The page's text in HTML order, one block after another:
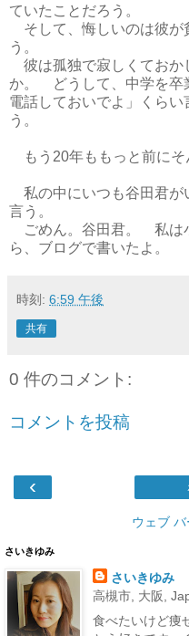
ていたことだろう。
そして、悔しいのは彼が
う。
彼は孤独で寂しくておか
か。 どうして、中学を卒
電話しておいでよ」くら
う。
もう20年ももっと前にそ
私の中にいつも谷田君が
言う。
ごめん。谷田君。 私は
ら、ブログで書いたよ。
時刻: 6:59 午後
共有
0 件のコメント:
コメントを投稿
‹
ウェブ
さいきゆみ
さいきゆみ
高槻市, 大阪,
食べたいけど痩